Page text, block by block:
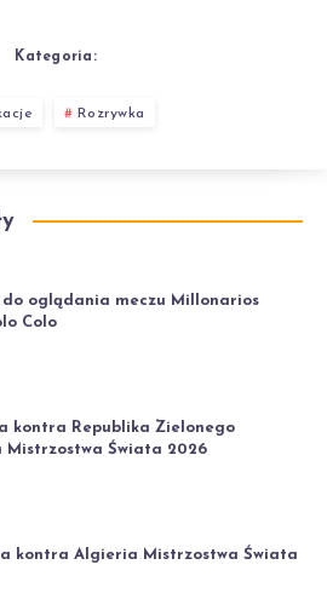
Kategoria:
Rozrywka
oglądania meczu Millonarios
Colo
kontra Republika Zielonego
Mistrzostwa Świata 2026
kontra Algieria Mistrzostwa Świata